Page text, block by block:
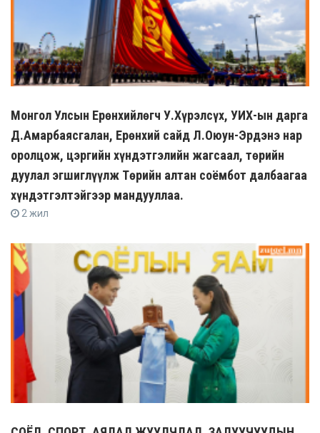
Монгол Улсын Ерөнхийлөгч У.Хүрэлсүх, УИХ-ын дарга
Д.Амарбаясгалан, Ерөнхий сайд Л.Оюун-Эрдэнэ нар
оролцож, цэргийн хүндэтгэлийн жагсаал, төрийн
дуулал эгшиглүүлж Төрийн алтан соёмбот далбаагаа
хүндэтгэлтэйгээр мандууллаа.
2 жил